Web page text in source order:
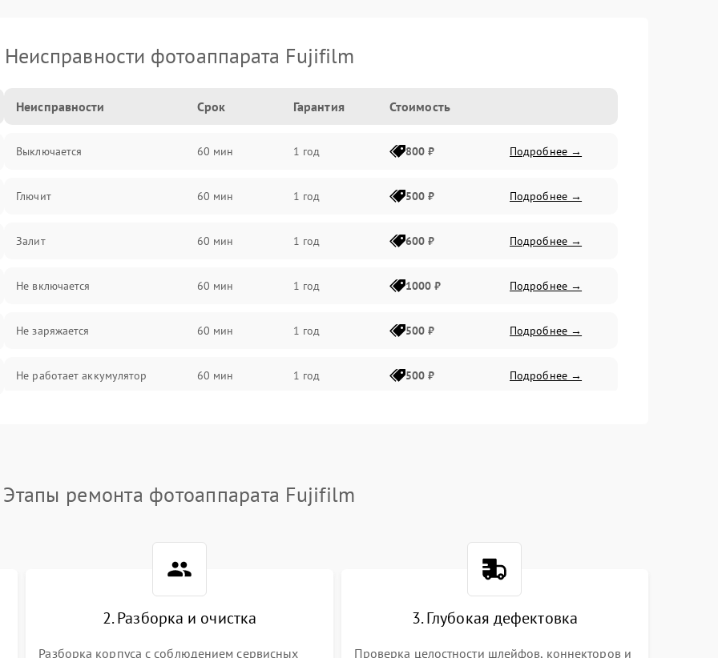
Неисправности фотоаппарата Fujifilm
Неисправности Срок Гарантия Стоимость
Выключается 60 мин 1 год 800 ₽ Подробнее →
Глючит 60 мин 1 год 500 ₽ Подробнее →
Залит 60 мин 1 год 600 ₽ Подробнее →
Не включается 60 мин 1 год 1000 ₽ Подробнее →
Не заряжается 60 мин 1 год 500 ₽ Подробнее →
Не работает аккумулятор 60 мин 1 год 500 ₽ Подробнее →
Этапы ремонта фотоаппарата Fujifilm
2. Разборка и очистка
Разборка корпуса с соблюдением сервисных
3. Глубокая дефектовка
Проверка целостности шлейфов, коннекторов и